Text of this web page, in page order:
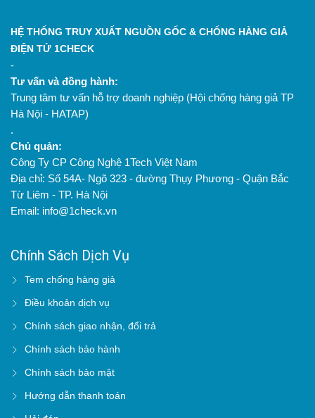
HỆ THỐNG TRUY XUẤT NGUỒN GỐC & CHỐNG HÀNG GIẢ
ĐIỆN TỬ 1CHECK
-
Tư vấn và đồng hành:
Trung tâm tư vấn hỗ trợ doanh nghiệp (Hội chống hàng giả TP
Hà Nội - HATAP)
.
Chủ quản:
Công Ty CP Công Nghệ 1Tech Việt Nam
Địa chỉ: Số 54A- Ngõ 323 - đường Thụy Phương - Quận Bắc
Từ Liêm - TP. Hà Nội
Email: info@1check.vn
Chính Sách Dịch Vụ
Tem chống hàng giả
Điều khoản dịch vụ
Chính sách giao nhận, đổi trả
Chính sách bảo hành
Chính sách bảo mật
Hướng dẫn thanh toán